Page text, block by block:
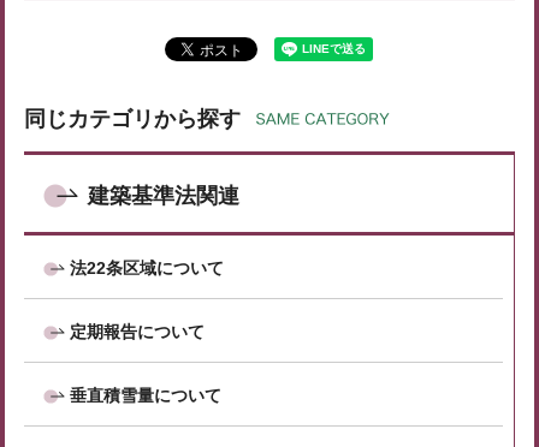
同じカテゴリから探す
建築基準法関連
法22条区域について
定期報告について
垂直積雪量について